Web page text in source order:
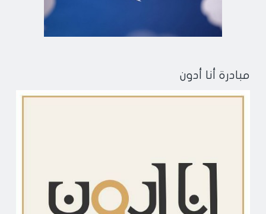
مبادرة أنا أدون